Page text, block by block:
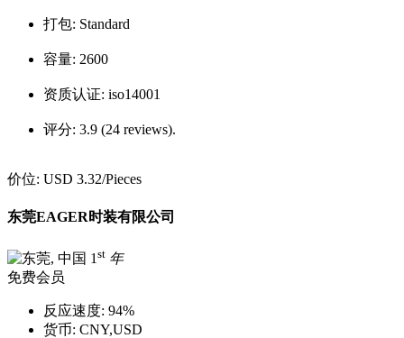
打包: Standard
容量: 2600
资质认证: iso14001
评分: 3.9 (24 reviews).
价位: USD 3.32/Pieces
东莞EAGER时装有限公司
1 st 年
免费会员
反应速度: 94%
货币: CNY,USD